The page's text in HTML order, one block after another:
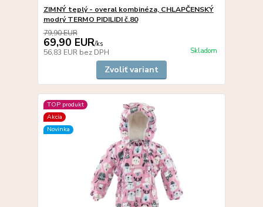
ZIMNÝ teplý - overal kombinéza, CHLAPČENSKÝ
modrý TERMO PIDILIDI č.80
79,90 EUR
69,90 EUR/ks
56,83 EUR bez DPH Skladom
Zvoliť variant
TOP produkt
Akcia
Novinka